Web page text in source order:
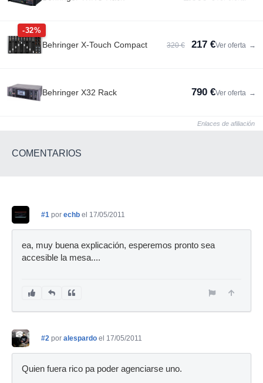
-32%
Behringer X-Touch Compact 320 € 217 €Ver oferta →
Behringer X32 Rack 790 €Ver oferta →
Enlaces de afiliación
COMENTARIOS
#1 por echb el 17/05/2011
ea, muy buena explicación, esperemos pronto sea
accesible la mesa....
#2 por alespardo el 17/05/2011
Quien fuera rico pa poder agenciarse uno.